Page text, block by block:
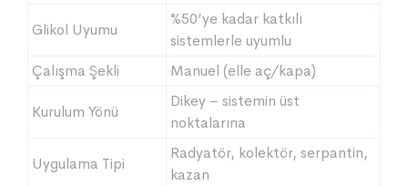
Glikol Uyumu
%50’ye kadar katkılı
sistemlerle uyumlu
Çalışma Şekli
Manuel (elle aç/kapa)
Kurulum Yönü
Dikey – sistemin üst
noktalarına
Uygulama Tipi
Radyatör, kolektör, serpantin,
kazan